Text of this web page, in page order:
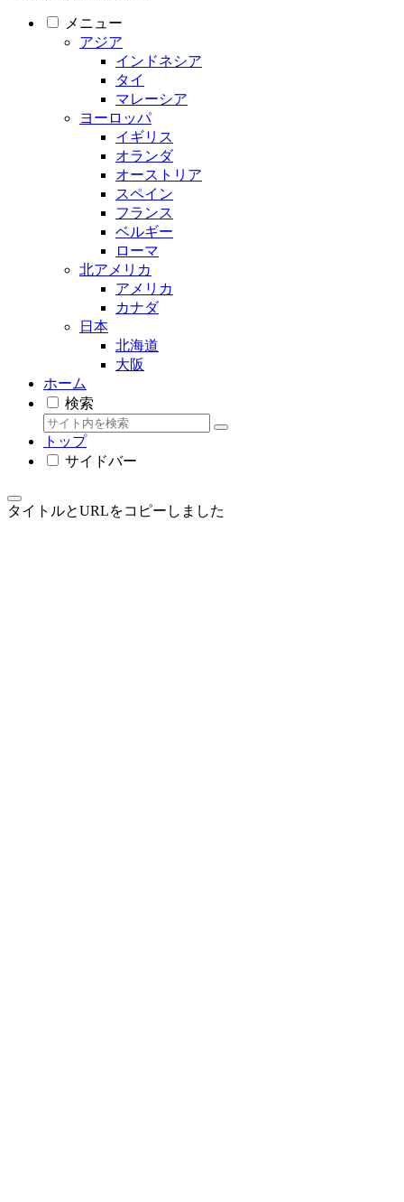
メニュー
アジア
インドネシア
タイ
マレーシア
ヨーロッパ
イギリス
オランダ
オーストリア
スペイン
フランス
ベルギー
ローマ
北アメリカ
アメリカ
カナダ
日本
北海道
大阪
ホーム
検索
トップ
サイドバー
タイトルとURLをコピーしました